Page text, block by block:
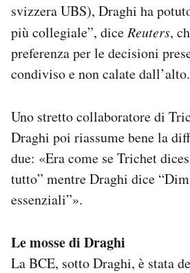
svizzera UBS), Draghi ha
più collegiale”, dice Reuters,
preferenza per le decisioni
condiviso e non calate dall’alto.
Uno stretto collaboratore di
Draghi poi riassume bene la
due: «Era come se Trichet
tutto” mentre Draghi dice
essenziali”».
Le mosse di Draghi
La BCE, sotto Draghi, è stata